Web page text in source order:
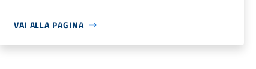
VAI ALLA PAGINA